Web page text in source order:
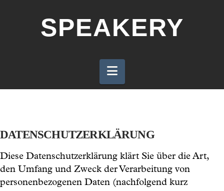
SPEAKERY
Navigation
DATENSCHUTZERKLÄRUNG
Diese Datenschutzerklärung klärt Sie über die Art,
den Umfang und Zweck der Verarbeitung von
personenbezogenen Daten (nachfolgend kurz